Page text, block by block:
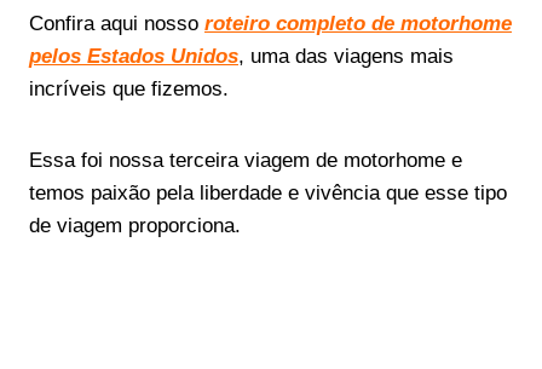
Confira aqui nosso roteiro completo de motorhome
pelos Estados Unidos, uma das viagens mais
incríveis que fizemos.
Essa foi nossa terceira viagem de motorhome e
temos paixão pela liberdade e vivência que esse tipo
de viagem proporciona.